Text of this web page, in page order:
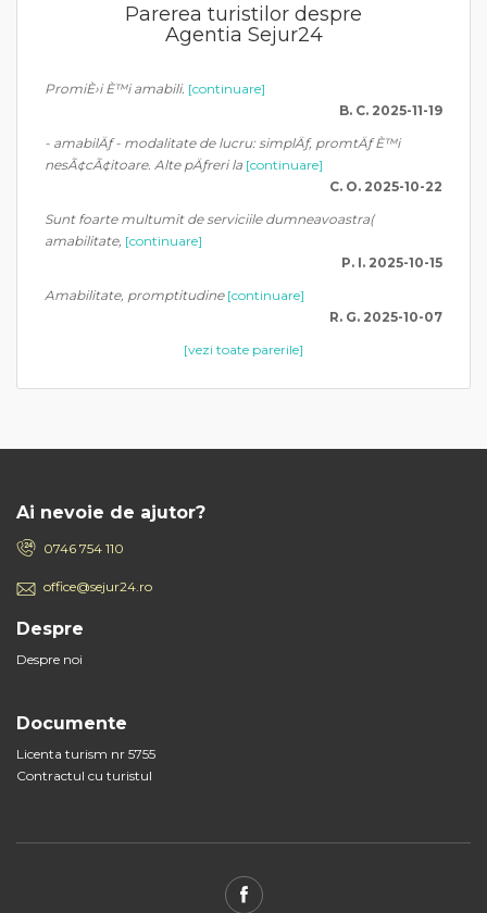
Parerea turistilor despre
Agentia Sejur24
PromiÈ›i È™i amabili. [continuare]
B. C. 2025-11-19
- amabilÄƒ - modalitate de lucru: simplÄƒ, promtÄƒ È™i
nesÃ¢cÃ¢itoare. Alte pÄƒreri la [continuare]
C. O. 2025-10-22
Sunt foarte multumit de serviciile dumneavoastra(
amabilitate, [continuare]
P. I. 2025-10-15
Amabilitate, promptitudine [continuare]
R. G. 2025-10-07
[vezi toate parerile]
Ai nevoie de ajutor?
0746 754 110
office@sejur24.ro
Despre
Despre noi
Documente
Licenta turism nr 5755
Contractul cu turistul